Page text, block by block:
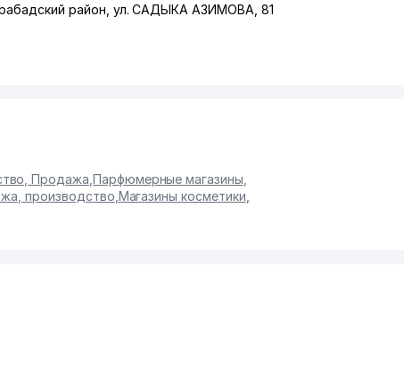
район ул. САДЫКА АЗИМОВА , 81
Продажа Парфюмерные магазины
производство Магазины косметики